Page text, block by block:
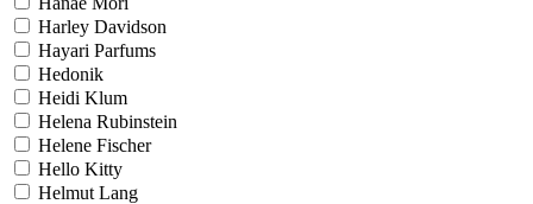
Harley Davidson
Hayari Parfums
Hedonik
Heidi Klum
Helena Rubinstein
Helene Fischer
Hello Kitty
Helmut Lang